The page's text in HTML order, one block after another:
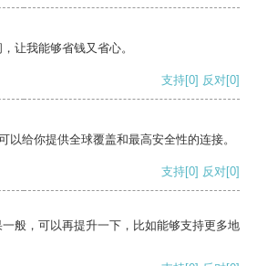
让我能够省钱又省心。
支持[0] 反对[0]
以给你提供全球覆盖和最高安全性的连接。
支持[0] 反对[0]
般，可以再提升一下，比如能够支持更多地